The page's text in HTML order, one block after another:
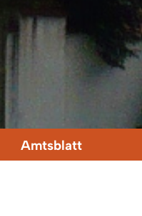
Amtsblatt